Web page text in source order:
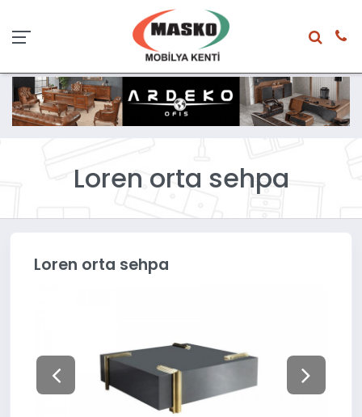
Loren orta sehpa
Loren orta sehpa